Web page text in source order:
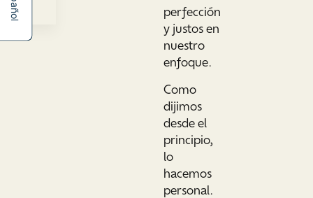
perfección
y justos en
nuestro
enfoque.
Como
dijimos
desde el
principio,
lo
hacemos
personal.